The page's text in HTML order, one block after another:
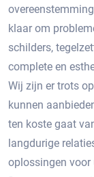
klaar om
schilders,
complete en
Wij zijn er trots
kunnen
ten koste gaat
langdurige
oplossingen voor